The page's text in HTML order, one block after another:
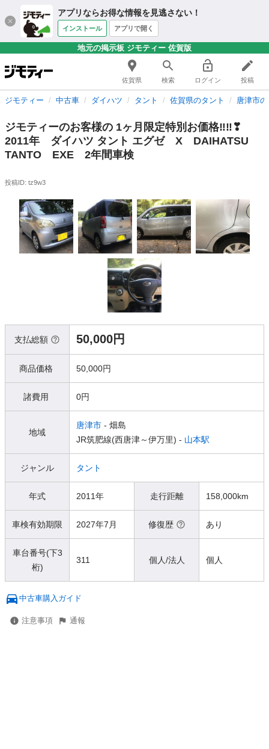
アプリならお得な情報を見逃さない！
インストール アプリで開く
地元の掲示板 ジモティー 佐賀版
佐賀県 検索 ログイン 投稿
ジモティー 中古車 ダイハツ タント 佐賀県のタント 唐津市
ジモティーのお客様の 1ヶ月限定特別お価格‼‼❣
2011年 ダイハツ タント エグゼ X DAIHATSU
TANTO EXE 2年間車検
投稿ID: tz9w3
支払総額 50,000円
商品価格 50,000円
諸費用 0円
地域
唐津市 - 畑島
JR筑肥線(西唐津～伊万里) - 山本駅
ジャンル タント
年式 2011年 走行距離 158,000km
車検有効期限 2027年7月 修復歴 あり
車台番号(下3
桁)
311 個人/法人 個人
中古車購入ガイド
注意事項 通報